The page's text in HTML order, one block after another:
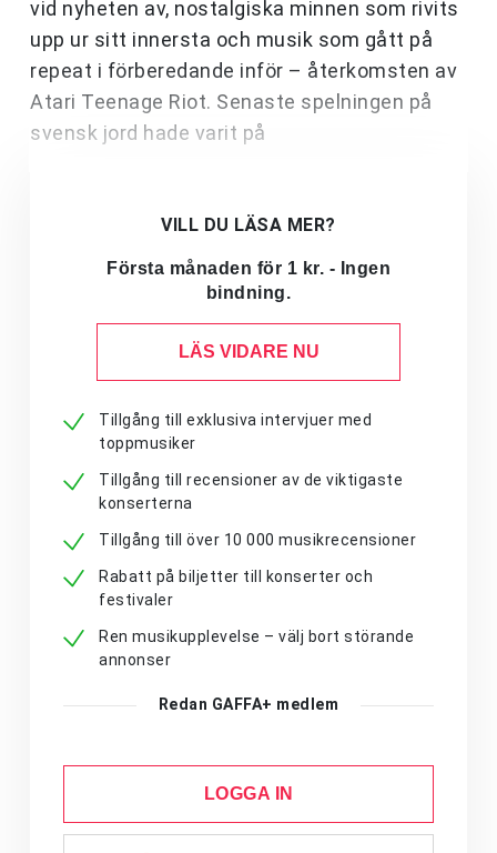
vid nyheten av, nostalgiska minnen som rivits
upp ur sitt innersta och musik som gått på
repeat i förberedande inför – återkomsten av
Atari Teenage Riot. Senaste spelningen på
svensk jord hade varit på
VILL DU LÄSA MER?
Första månaden för 1 kr. - Ingen
bindning.
LÄS VIDARE NU
Tillgång till exklusiva intervjuer med
toppmusiker
Tillgång till recensioner av de viktigaste
konserterna
Tillgång till över 10 000 musikrecensioner
Rabatt på biljetter till konserter och
festivaler
Ren musikupplevelse – välj bort störande
annonser
Redan GAFFA+ medlem
LOGGA IN